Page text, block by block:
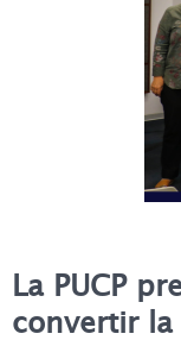
La PUCP
convertir